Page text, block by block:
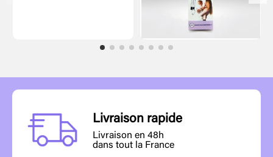
Livraison rapide
Livraison en 48h
dans tout la France